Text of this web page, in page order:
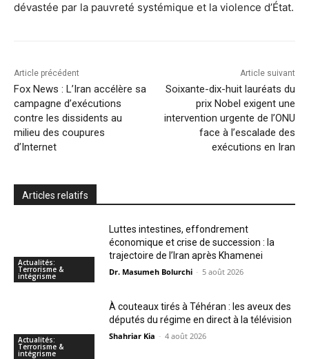
dévastée par la pauvreté systémique et la violence d’État.
Article précédent
Fox News : L’Iran accélère sa
campagne d’exécutions
contre les dissidents au
milieu des coupures
d’Internet
Article suivant
Soixante-dix-huit lauréats du
prix Nobel exigent une
intervention urgente de l’ONU
face à l’escalade des
exécutions en Iran
Articles relatifs
Actualités:
Terrorisme &
intégrisme
Luttes intestines, effondrement
économique et crise de succession : la
trajectoire de l’Iran après Khamenei
Dr. Masumeh Bolurchi - 5 août 2026
Actualités:
Terrorisme &
intégrisme
À couteaux tirés à Téhéran : les aveux des
députés du régime en direct à la télévision
Shahriar Kia - 4 août 2026